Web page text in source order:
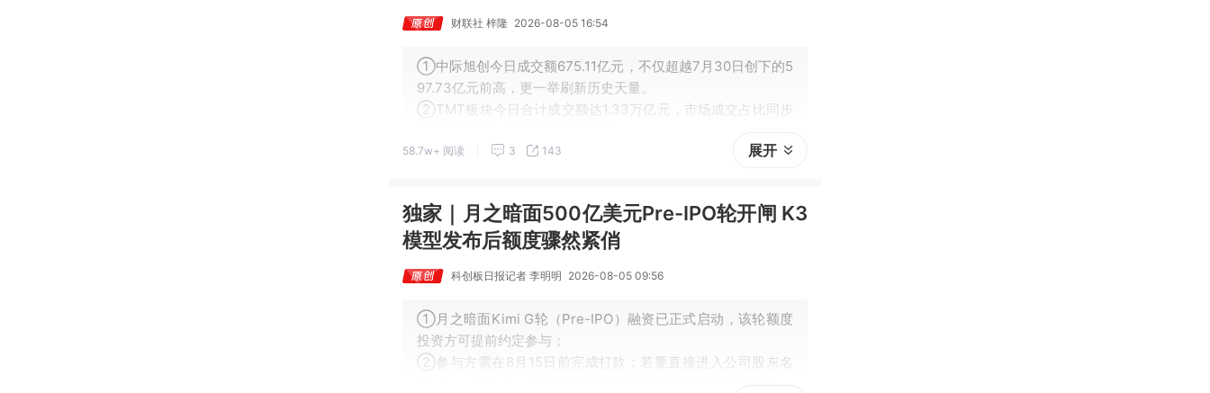
财联社 梓隆 2026-08-05 16:54
①中际旭创今日成交额675.11亿元，不仅超越7月30日创下的5
97.73亿元前高，更一举刷新历史天量。
②TMT板块今日合计成交额达1.33万亿元，市场成交占比同步
③TMT四大板块的融资余额8月以来小幅企稳，8月4日获87.8
58.7w+ 阅读 3 143 展开
独家｜月之暗面500亿美元Pre-IPO轮开闸 K3
模型发布后额度骤然紧俏
科创板日报记者 李明明 2026-08-05 09:56
①月之暗面Kimi G轮（Pre-IPO）融资已正式启动，该轮额度
投资方可提前约定参与；
②参与方需在8月15日前完成打款；若要直接进入公司股东名